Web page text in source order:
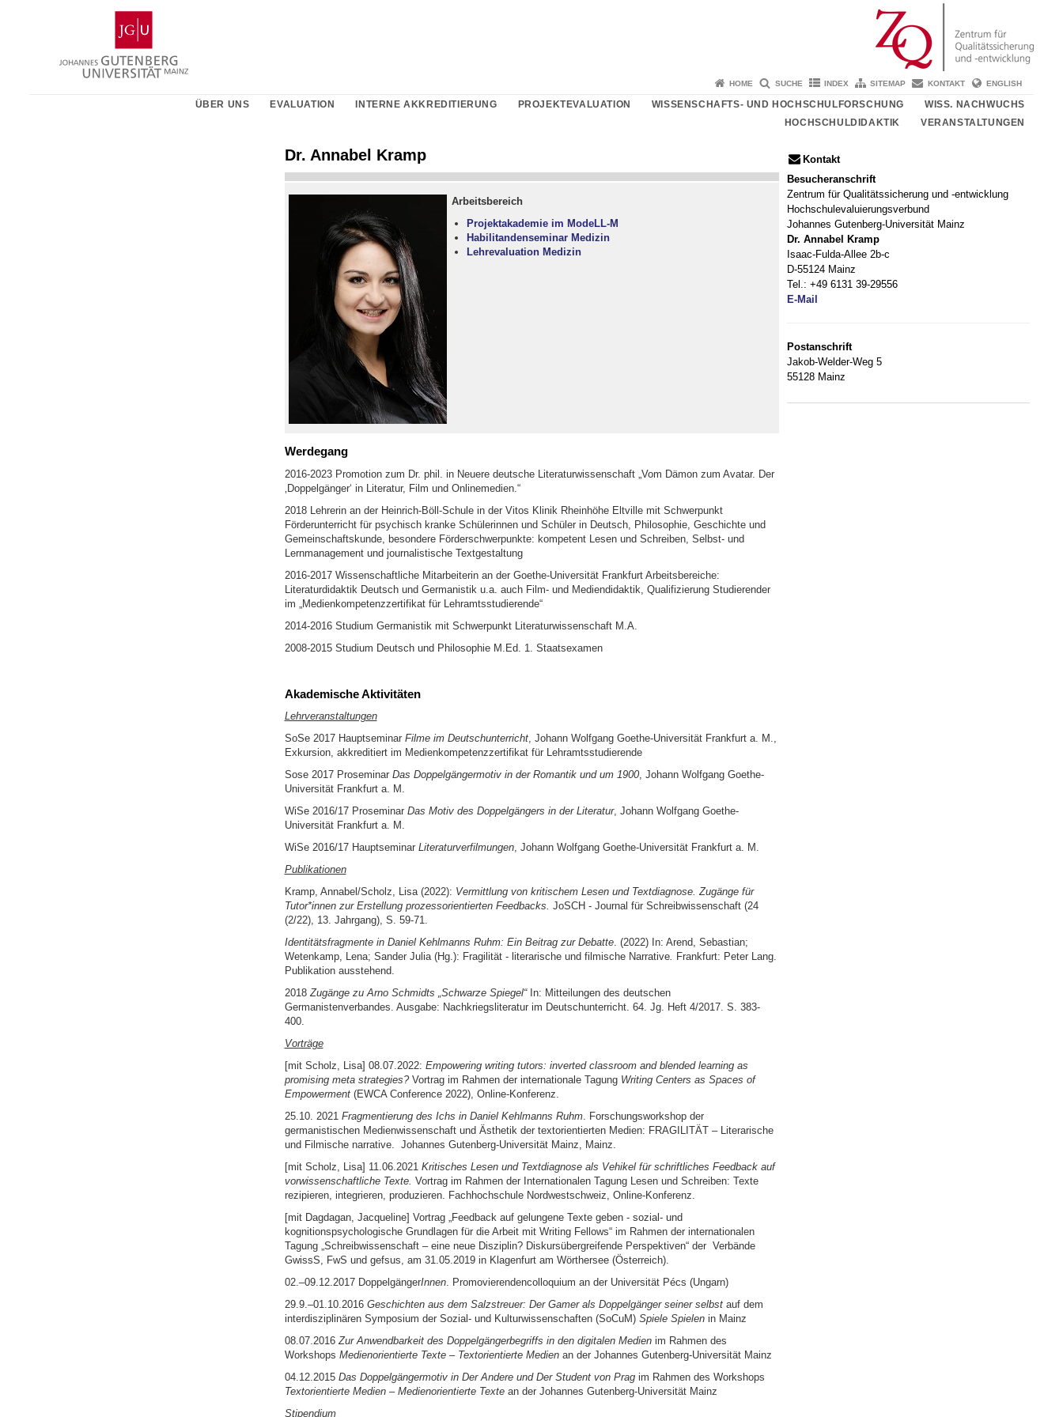
Gutenberg-
Universität
Mainz
HOME SUCHE INDEX SITEMAP KONTAKT ENGLISH
ÜBER UNS EVALUATION INTERNE AKKREDITIERUNG PROJEKTEVALUATION WISSENSCHAFTS- UND HOCHSCHULFORSCHUNG
WISS. NACHWUCHS
HOCHSCHULDIDAKTIK
VERANSTALTUNGEN
Dr. Annabel Kramp
Arbeitsbereich
Projektakademie im ModeLL-M
Habilitandenseminar Medizin
Lehrevaluation Medizin
Werdegang
2016-2023 Promotion zum Dr. phil. in Neuere deutsche Literaturwissenschaft „Vom Dämon zum Avatar. Der
‚Doppelgänger‘ in Literatur, Film und Onlinemedien.“
2018 Lehrerin an der Heinrich-Böll-Schule in der Vitos Klinik Rheinhöhe Eltville mit Schwerpunkt
Förderunterricht für psychisch kranke Schülerinnen und Schüler in Deutsch, Philosophie, Geschichte und
Gemeinschaftskunde, besondere Förderschwerpunkte: kompetent Lesen und Schreiben, Selbst- und
Lernmanagement und journalistische Textgestaltung
2016-2017 Wissenschaftliche Mitarbeiterin an der Goethe-Universität Frankfurt Arbeitsbereiche:
Literaturdidaktik Deutsch und Germanistik u.a. auch Film- und Mediendidaktik, Qualifizierung Studierender
im „Medienkompetenzzertifikat für Lehramtsstudierende“
2014-2016 Studium Germanistik mit Schwerpunkt Literaturwissenschaft M.A.
2008-2015 Studium Deutsch und Philosophie M.Ed. 1. Staatsexamen
Akademische Aktivitäten
Lehrveranstaltungen
SoSe 2017 Hauptseminar Filme im Deutschunterricht, Johann Wolfgang Goethe-Universität Frankfurt a. M.,
Exkursion, akkreditiert im Medienkompetenzzertifikat für Lehramtsstudierende
Sose 2017 Proseminar Das Doppelgängermotiv in der Romantik und um 1900, Johann Wolfgang Goethe-
Universität Frankfurt a. M.
WiSe 2016/17 Proseminar Das Motiv des Doppelgängers in der Literatur, Johann Wolfgang Goethe-
Universität Frankfurt a. M.
WiSe 2016/17 Hauptseminar Literaturverfilmungen, Johann Wolfgang Goethe-Universität Frankfurt a. M.
Publikationen
Kramp, Annabel/Scholz, Lisa (2022): Vermittlung von kritischem Lesen und Textdiagnose. Zugänge für
Tutor*innen zur Erstellung prozessorientierten Feedbacks. JoSCH - Journal für Schreibwissenschaft (24
(2/22), 13. Jahrgang), S. 59-71.
Identitätsfragmente in Daniel Kehlmanns Ruhm: Ein Beitrag zur Debatte. (2022) In: Arend, Sebastian;
Wetenkamp, Lena; Sander Julia (Hg.): Fragilität - literarische und filmische Narrative. Frankfurt: Peter Lang.
Publikation ausstehend.
2018Zugänge zu Arno Schmidts „Schwarze Spiegel“In: Mitteilungen des deutschen
Germanistenverbandes. Ausgabe: Nachkriegsliteratur im Deutschunterricht. 64. Jg. Heft 4/2017. S. 383-
400.
Vorträge
[mit Scholz, Lisa] 08.07.2022: Empowering writing tutors: inverted classroom and blended learning as
promising meta strategies? Vortrag im Rahmen der internationale Tagung Writing Centers as Spaces of
Empowerment (EWCA Conference 2022), Online-Konferenz.
25.10. 2021 Fragmentierung des Ichs in Daniel Kehlmanns Ruhm. Forschungsworkshop der
germanistischen Medienwissenschaft und Ästhetik der textorientierten Medien: FRAGILITÄT – Literarische
und Filmische narrative. Johannes Gutenberg-Universität Mainz, Mainz.
[mit Scholz, Lisa] 11.06.2021 Kritisches Lesen und Textdiagnose als Vehikel für schriftliches Feedback auf
vorwissenschaftliche Texte. Vortrag im Rahmen der Internationalen Tagung Lesen und Schreiben: Texte
rezipieren, integrieren, produzieren. Fachhochschule Nordwestschweiz, Online-Konferenz.
[mit Dagdagan, Jacqueline] Vortrag „Feedback auf gelungene Texte geben - sozial- und
kognitionspsychologische Grundlagen für die Arbeit mit Writing Fellows“ im Rahmen der internationalen
Tagung „Schreibwissenschaft – eine neue Disziplin? Diskursübergreifende Perspektiven“ der Verbände
GwissS, FwS und gefsus, am 31.05.2019 in Klagenfurt am Wörthersee (Österreich).
02.–09.12.2017 DoppelgängerInnen. Promovierendencolloquium an der Universität Pécs (Ungarn)
29.9.–01.10.2016 Geschichten aus dem Salzstreuer: Der Gamer als Doppelgänger seiner selbst auf dem
interdisziplinären Symposium der Sozial- und Kulturwissenschaften (SoCuM) Spiele Spielen in Mainz
08.07.2016Zur Anwendbarkeit des Doppelgängerbegriffs in den digitalen Medienim Rahmen des
Workshops Medienorientierte Texte – Textorientierte Medien an der Johannes Gutenberg-Universität Mainz
04.12.2015 Das Doppelgängermotiv in Der Andere und Der Student von Prag im Rahmen des Workshops
Textorientierte Medien – Medienorientierte Textean der Johannes Gutenberg-Universität Mainz
Stipendium
Kontakt
Besucheranschrift
Zentrum für Qualitätssicherung und -entwicklung
Hochschulevaluierungsverbund
Johannes Gutenberg-Universität Mainz
Dr. Annabel Kramp
Isaac-Fulda-Allee 2b-c
D-55124 Mainz
Tel.: +49 6131 39-29556
E-Mail
Postanschrift
Jakob-Welder-Weg 5
55128 Mainz